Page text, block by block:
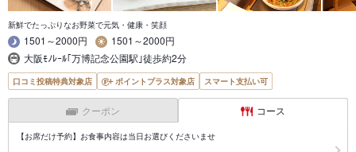
新鮮でたっぷりなお野菜で元気・健康・笑顔
1501～2000円
1501～2000円
大阪ﾓﾉﾚｰﾙ｢万博記念公園駅｣徒歩約2分
口コミ投稿特典対象店 ポイントプラス対象店 スマート支払い可
クーポン コース
【お席だけ予約】お食事内容は当日お選びくださいませ